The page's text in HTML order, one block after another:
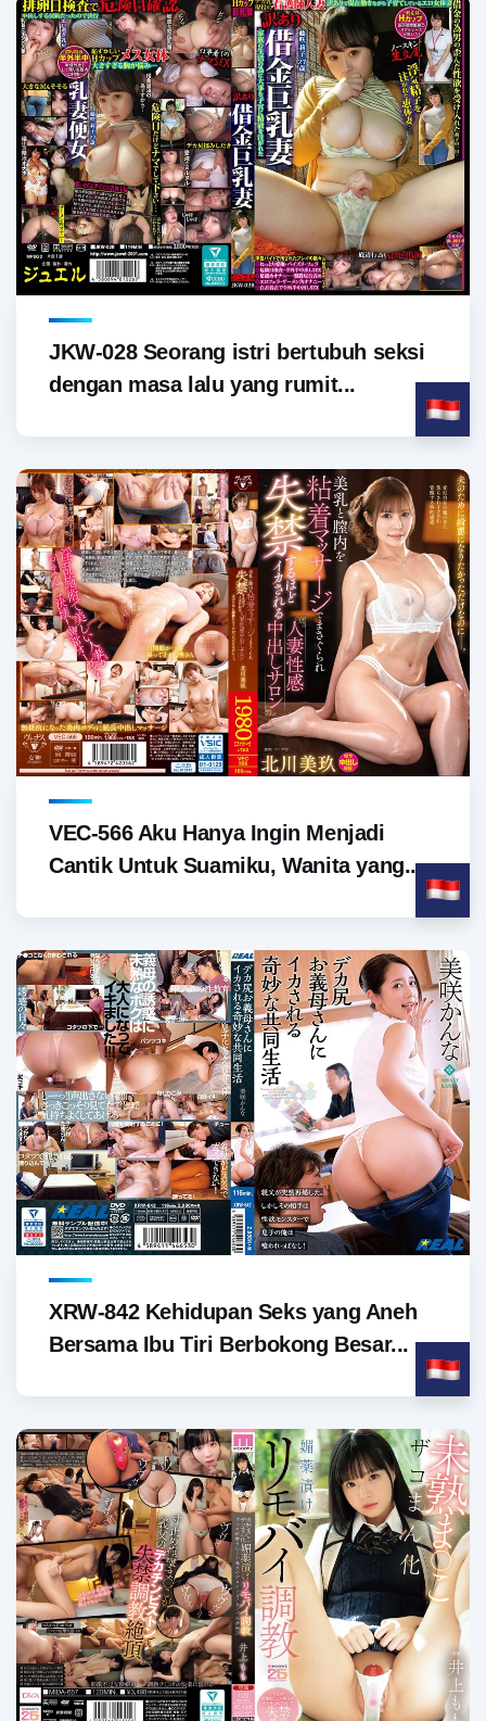
JKW-028 Seorang istri bertubuh seksi
dengan masa lalu yang rumit...
VEC-566 Aku Hanya Ingin Menjadi
Cantik Untuk Suamiku, Wanita yang...
XRW-842 Kehidupan Seks yang Aneh
Bersama Ibu Tiri Berbokong Besar...